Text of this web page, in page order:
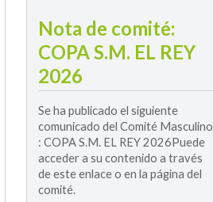
Nota de comité:
COPA S.M. EL REY
2026
Se ha publicado el siguiente
comunicado del Comité Masculino
: COPA S.M. EL REY 2026Puede
acceder a su contenido a través
de este enlace o en la página del
comité.